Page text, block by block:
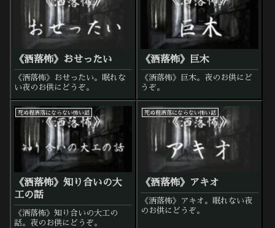
《洒落怖》おせったい
《洒落怖》おせったい。眠れな
い夜のお供にどうぞ。
《洒落怖》巨木
《洒落怖》巨木。夜のお供にど
うぞ。
死ぬ程洒落にならない怖い話
《洒落怖》知り合いの大
工の話
《洒落怖》知り合いの大工の
話。夜のお供にどうぞ。
死ぬ程洒落にならない怖い話
《洒落怖》アキオ
《洒落怖》アキオ。眠れない夜
のお供にどうぞ。